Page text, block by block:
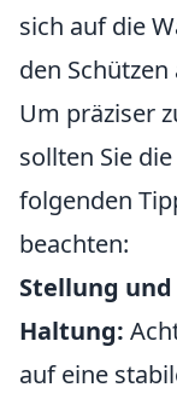
sich auf die
den
Um präziser
sollten Sie die
folgenden
beachten:
Stellung und
Haltung:
auf eine